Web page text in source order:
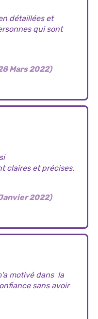
détaillées et
qui sont
Mars 2022)
claires et précises.
2022)
motivé dans la
sans avoir